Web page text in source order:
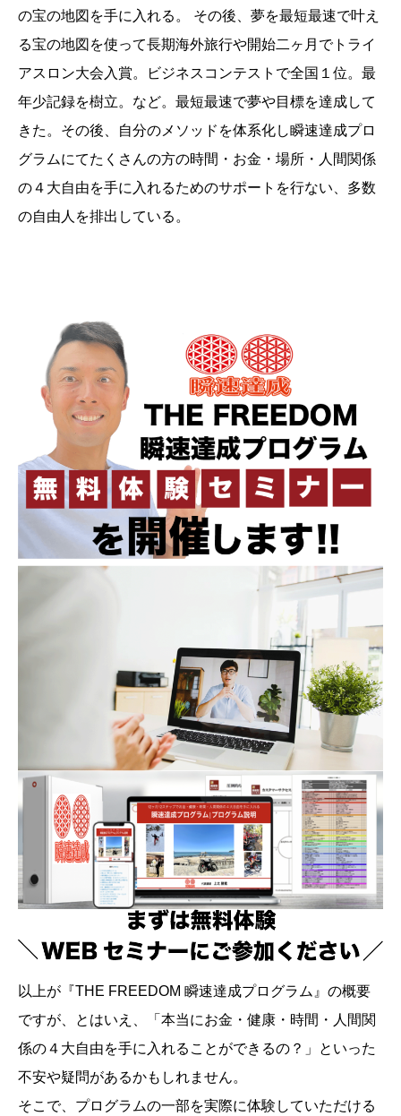
の宝の地図を手に入れる。 その後、夢を最短最速で叶え
る宝の地図を使って長期海外旅行や開始二ヶ月でトライ
アスロン大会入賞。ビジネスコンテストで全国１位。最
年少記録を樹立。など。最短最速で夢や目標を達成して
きた。その後、自分のメソッドを体系化し瞬速達成プロ
グラムにてたくさんの方の時間・お金・場所・人間関係
の４大自由を手に入れるためのサポートを行ない、多数
の自由人を排出している。
以上が『THE FREEDOM 瞬速達成プログラム』の概要
ですが、とはいえ、「本当にお金・健康・時間・人間関
係の４大自由を手に入れることができるの？」といった
不安や疑問があるかもしれません。
そこで、プログラムの一部を実際に体験していただける